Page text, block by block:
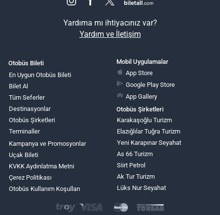
Yardıma mı ihtiyacınız var?
Yardım ve İletişim
Otobüs Bileti
En Uygun Otobüs Bileti
Bilet Al
Tüm Seferler
Destinasyonlar
Otobüs Şirketleri
Terminaller
Kampanya ve Promosyonlar
Uçak Bileti
KVKK Aydınlatma Metni
Çerez Politikası
Otobüs Kullanım Koşulları
Mobil Uygulamalar
App Store
Google Play Store
App Gallery
Otobüs Şirketleri
Karakaşoğlu Turizm
Elazığlılar Tuğra Turizm
Yeni Karapınar Seyahat
As 66 Turizm
Siirt Petrol
Ak Tur Turizm
Lüks Nur Seyahat